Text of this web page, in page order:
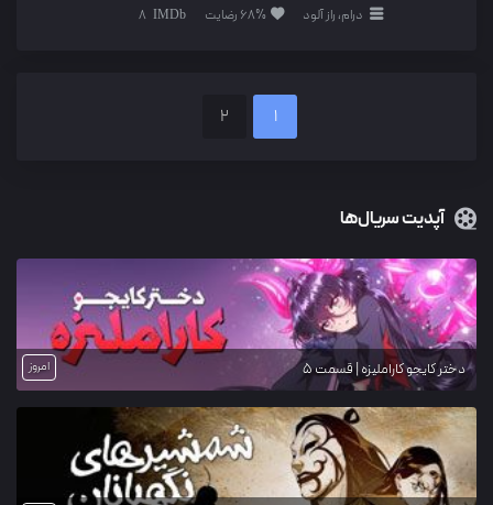
درام، راز آلود 68% رضایت 8
1
2
آپدیت سریال‌ها
دختر کایجو کاراملیزه | قسمت 5 امروز